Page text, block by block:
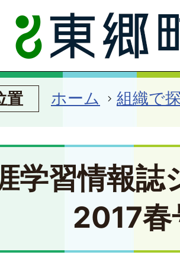
置 ホーム 組織で
学習情報誌
2017春